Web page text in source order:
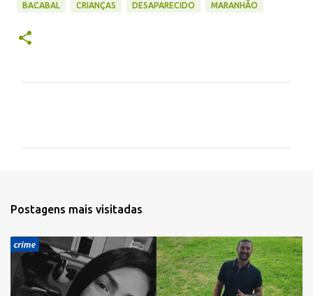
BACABAL CRIANÇAS DESAPARECIDO MARANHÃO
r
Postagens mais visitadas